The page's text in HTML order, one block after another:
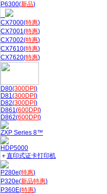
P6300(新品)
CX7000(特惠)
CX7001(特惠)
CX7002(特惠)
CX7610(特惠)
CX7620(特惠)
D80(300DPI )
D81(300DPI )
D82(300DPI )
D861(600DPI )
D862(600DPI )
ZXP Series 8™
HDP5000
＋直印式证卡打印机
P280e(特惠)
P320e(新品特惠)
P360E(特惠)